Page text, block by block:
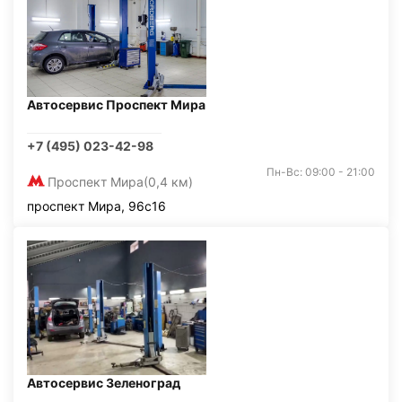
Автосервис Проспект Мира
+7 (495) 023-42-98
Проспект Мира(0,4 км)
Пн-Вс: 09:00 - 21:00
проспект Мира, 96с16
Автосервис Зеленоград